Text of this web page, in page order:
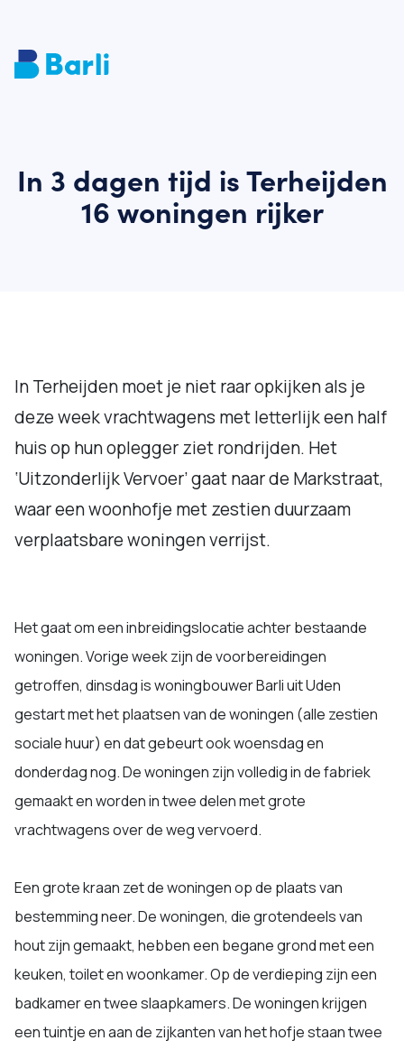
In 3 dagen tijd is Terheijden
16 woningen rijker
In Terheijden moet je niet raar opkijken als je
deze week vrachtwagens met letterlijk een half
huis op hun oplegger ziet rondrijden. Het
‘Uitzonderlijk Vervoer’ gaat naar de Markstraat,
waar een woonhofje met zestien duurzaam
verplaatsbare woningen verrijst.
Het gaat om een inbreidingslocatie achter bestaande
woningen. Vorige week zijn de voorbereidingen
getroffen, dinsdag is woningbouwer Barli uit Uden
gestart met het plaatsen van de woningen (alle zestien
sociale huur) en dat gebeurt ook woensdag en
donderdag nog. De woningen zijn volledig in de fabriek
gemaakt en worden in twee delen met grote
vrachtwagens over de weg vervoerd.
Een grote kraan zet de woningen op de plaats van
bestemming neer. De woningen, die grotendeels van
hout zijn gemaakt, hebben een begane grond met een
keuken, toilet en woonkamer. Op de verdieping zijn een
badkamer en twee slaapkamers. De woningen krijgen
een tuintje en aan de zijkanten van het hofje staan twee